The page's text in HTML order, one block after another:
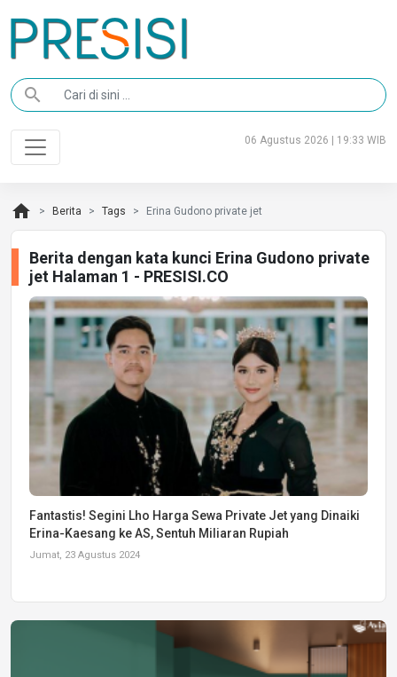
search
06 Agustus 2026 | 19:33 WIB
home Berita Tags Erina Gudono private jet
Berita dengan kata kunci Erina Gudono private
jet Halaman 1 - PRESISI.CO
Fantastis! Segini Lho Harga Sewa Private Jet yang Dinaiki
Erina-Kaesang ke AS, Sentuh Miliaran Rupiah
Jumat, 23 Agustus 2024